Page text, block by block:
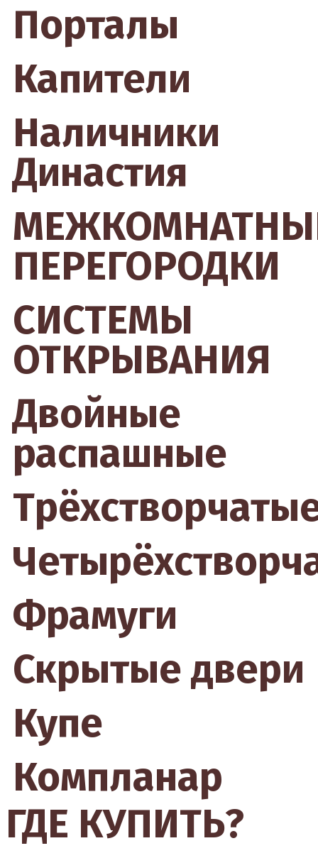
Порталы
Капители
Наличники
Династия
ПЕРЕГОРОДКИ
СИСТЕМЫ
ОТКРЫВАНИЯ
Двойные
распашные
Фрамуги
Скрытые двери
Купе
Компланар
ГДЕ КУПИТЬ?